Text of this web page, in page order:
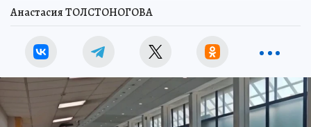
Анастасия ТОЛСТОНОГОВА